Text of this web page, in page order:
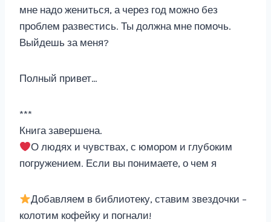
мне надо жениться, а через год можно без
проблем развестись. Ты должна мне помочь.
Выйдешь за меня?
Полный привет…
***
Книга завершена.
О людях и чувствах, с юмором и глубоким
погружением. Если вы понимаете, о чем я
Добавляем в библиотеку, ставим звездочки –
колотим кофейку и погнали!